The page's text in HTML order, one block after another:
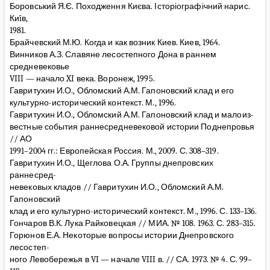
Боровський Я.Є. Походження Києва. Історіографічний нарис.
Киïв,
1981.
Брайчевский М.Ю. Когда и как возник Киев. Киев, 1964.
Винников А.З. Славяне лесоcтепного Дона в раннем
средневековье
VIII — начало XI века. Воронеж, 1995.
Гавритухин И.О., Обломский А.М. Гапоновский клад и его
культурно-исторический контекст. М., 1996.
Гавритухин И.О., Обломский А.М. Гапоновский клад и малоиз-
вестные события раннесредневековой истории Поднепровья
// АО
1991–2004 гг.: Европейская Россия. М., 2009. С. 308–319.
Гавритухин И.О., Щеглова О.А. Группы днепровских
раннесред-
невековых кладов // Гавритухин И.О., Обломский А.М.
Гапоновский
клад и его культурно-исторический контекст. М., 1996. С. 133–136.
Гончаров В.К. Лука Райковецкая // МИА. № 108. 1963. С. 283–315.
Горюнов Е.А. Некоторые вопросы истории Днепровского
лесостеп-
ного Левобережья в VI — начале VIII в. // СА. 1973. № 4. С. 99–